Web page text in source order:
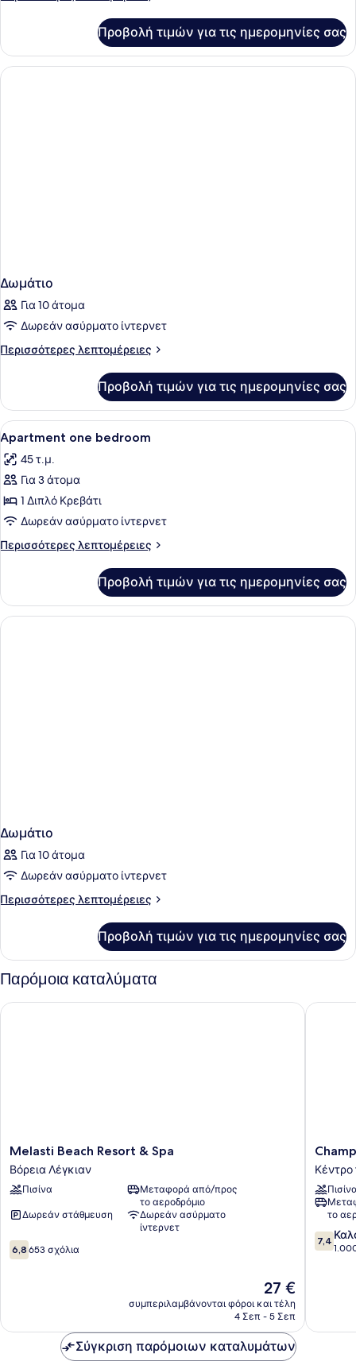
1
Υπνοδωμάτιο
Προβολή τιμών για τις ημερομηνίες σας
Δωμάτιο
Για 10 άτομα
Δωρεάν ασύρματο ίντερνετ
Περισσότερες λεπτομέρειες
Περισσότερες
Προβολή τιμών για τις ημερομηνίες σας
Προβολή
όλων
των
φωτογραφιών
για
Apartment
one
bedroom
Καθιστικό | Τηλεόραση με
1
Apartment one bedroom
45 τ.μ.
Για 3 άτομα
1 Διπλό Κρεβάτι
Δωρεάν ασύρματο ίντερνετ
Περισσότερες λεπτομέρειες
Περισσότερες
one
bedroom
Προβολή τιμών για τις ημερομηνίες σας
Δωμάτιο
Για 10 άτομα
Δωρεάν ασύρματο ίντερνετ
Περισσότερες λεπτομέρειες
Περισσότερες
Προβολή τιμών για τις ημερομηνίες σας
Παρόμοια καταλύματα
Melasti
Beach
Resort
&
Βόρεια
Melasti Beach Resort & Spa
Βόρεια Λέγκιαν
Πισίνα
Μεταφορά από/προς
το αεροδρόμιο
Δωρεάν στάθμευση
Δωρεάν ασύρματο
ίντερνετ
6.8
στα
6,8 653 σχόλια
Η
τιμή
είναι
27 €
συμπεριλαμβάνονται φόροι και τέλη
4 Σεπ - 5 Σεπ
Melasti Beach Resort & Spa
Mas
Hotel
Legian
Κέντρο
της
Κούτα
Κέντρο
το
7.4
στα
7,4
Σύγκριση παρόμοιων καταλυμάτων